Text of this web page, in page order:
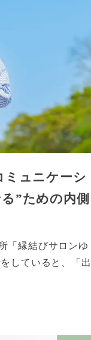
ミュニケーシ
”ための内側
「縁結びサロンゆ
していると、「出